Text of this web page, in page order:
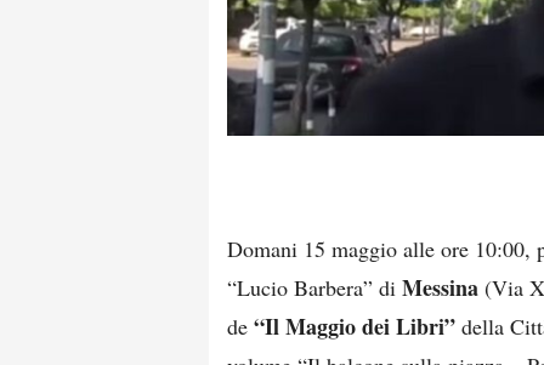
Domani 15 maggio alle ore 10:00,
“Lucio Barbera” di Messina (Via
de “Il Maggio dei Libri” della